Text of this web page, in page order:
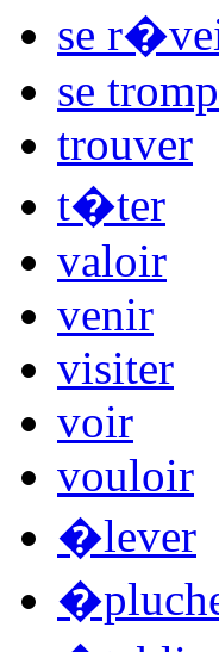
se
se
trouver
t�ter
valoir
venir
visiter
voir
vouloir
�lever